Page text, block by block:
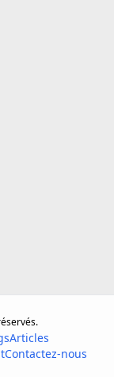
Articles
Contactez-nous